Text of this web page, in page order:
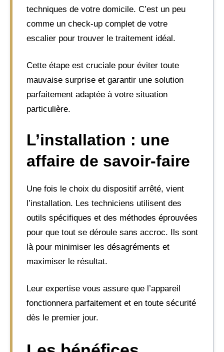
techniques de votre domicile. C’est un peu
comme un check-up complet de votre
escalier pour trouver le traitement idéal.
Cette étape est cruciale pour éviter toute
mauvaise surprise et garantir une solution
parfaitement adaptée à votre situation
particulière.
L’installation : une
affaire de savoir-faire
Une fois le choix du dispositif arrêté, vient
l’installation. Les techniciens utilisent des
outils spécifiques et des méthodes éprouvées
pour que tout se déroule sans accroc. Ils sont
là pour minimiser les désagréments et
maximiser le résultat.
Leur expertise vous assure que l’appareil
fonctionnera parfaitement et en toute sécurité
dès le premier jour.